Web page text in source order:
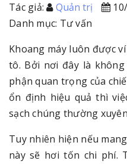
Tác giả: Quản trị
Danh mục: Tư vấn
Khoang máy luôn được
tô. Bởi nơi đây là
phận quan trọng của
ổn định hiệu quả thì
sạch chúng thường
Tuy nhiên hiện nếu
này sẽ hơi tốn chi phí.